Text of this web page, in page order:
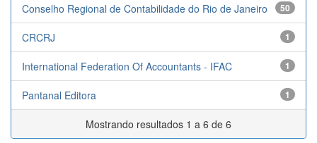
Conselho Regional de Contabilidade do Rio de Janeiro 50
CRCRJ 1
International Federation Of Accountants - IFAC 1
Pantanal Editora 1
Mostrando resultados 1 a 6 de 6